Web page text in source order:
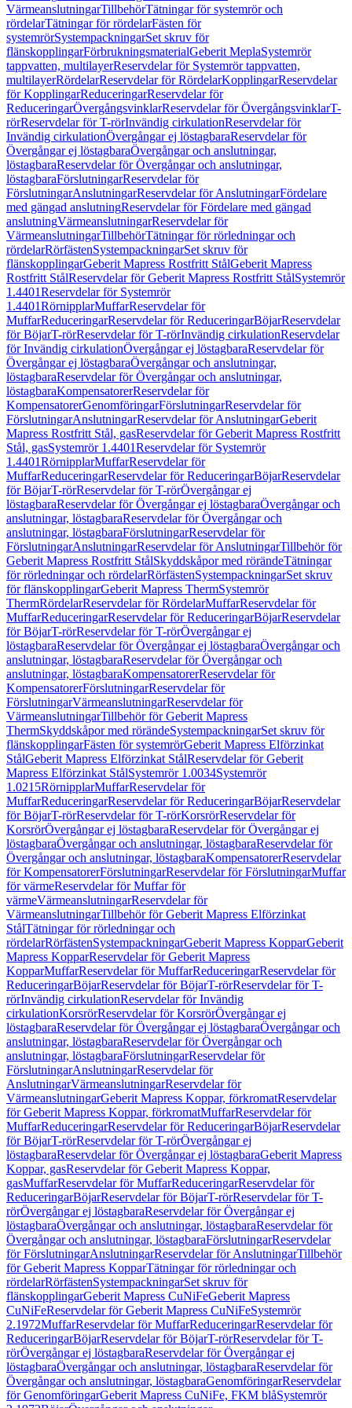
VärmeanslutningarTillbehörTätningar för systemrör och
rördelarTätningar för rördelarFästen för
systemrörSystempackningarSet skruv för
flänskopplingarFörbrukningsmaterialGeberit MeplaSystemrör
tappvatten, multilayerReservdelar för Systemrör tappvatten,
multilayerRördelarReservdelar för RördelarKopplingarReservdelar
för KopplingarReduceringarReservdelar för
ReduceringarÖvergångsvinklarReservdelar för ÖvergångsvinklarT-
rörReservdelar för T-rörInvändig cirkulationReservdelar för
Invändig cirkulationÖvergångar ej löstagbaraReservdelar för
Övergångar ej löstagbaraÖvergångar och anslutningar,
löstagbaraReservdelar för Övergångar och anslutningar,
löstagbaraFörslutningarReservdelar för
FörslutningarAnslutningarReservdelar för AnslutningarFördelare
med gängad anslutningReservdelar för Fördelare med gängad
anslutningVärmeanslutningarReservdelar för
VärmeanslutningarTillbehörTätningar för rörledningar och
rördelarRörfästenSystempackningarSet skruv för
flänskopplingarGeberit Mapress Rostfritt StålGeberit Mapress
Rostfritt StålReservdelar för Geberit Mapress Rostfritt StålSystemrör
1.4401Reservdelar för Systemrör
1.4401RörnipplarMuffarReservdelar för
MuffarReduceringarReservdelar för ReduceringarBöjarReservdelar
för BöjarT-rörReservdelar för T-rörInvändig cirkulationReservdelar
för Invändig cirkulationÖvergångar ej löstagbaraReservdelar för
Övergångar ej löstagbaraÖvergångar och anslutningar,
löstagbaraReservdelar för Övergångar och anslutningar,
löstagbaraKompensatorerReservdelar för
KompensatorerGenomföringarFörslutningarReservdelar för
FörslutningarAnslutningarReservdelar för AnslutningarGeberit
Mapress Rostfritt Stål, gasReservdelar för Geberit Mapress Rostfritt
Stål, gasSystemrör 1.4401Reservdelar för Systemrör
1.4401RörnipplarMuffarReservdelar för
MuffarReduceringarReservdelar för ReduceringarBöjarReservdelar
för BöjarT-rörReservdelar för T-rörÖvergångar ej
löstagbaraReservdelar för Övergångar ej löstagbaraÖvergångar och
anslutningar, löstagbaraReservdelar för Övergångar och
anslutningar, löstagbaraFörslutningarReservdelar för
FörslutningarAnslutningarReservdelar för AnslutningarTillbehör för
Geberit Mapress Rostfritt StålSkyddskåpor med rörändeTätningar
för rörledningar och rördelarRörfästenSystempackningarSet skruv
för flänskopplingarGeberit Mapress ThermSystemrör
ThermRördelarReservdelar för RördelarMuffarReservdelar för
MuffarReduceringarReservdelar för ReduceringarBöjarReservdelar
för BöjarT-rörReservdelar för T-rörÖvergångar ej
löstagbaraReservdelar för Övergångar ej löstagbaraÖvergångar och
anslutningar, löstagbaraReservdelar för Övergångar och
anslutningar, löstagbaraKompensatorerReservdelar för
KompensatorerFörslutningarReservdelar för
FörslutningarVärmeanslutningarReservdelar för
VärmeanslutningarTillbehör för Geberit Mapress
ThermSkyddskåpor med rörändeSystempackningarSet skruv för
flänskopplingarFästen för systemrörGeberit Mapress Elförzinkat
StålGeberit Mapress Elförzinkat StålReservdelar för Geberit
Mapress Elförzinkat StålSystemrör 1.0034Systemrör
1.0215RörnipplarMuffarReservdelar för
MuffarReduceringarReservdelar för ReduceringarBöjarReservdelar
för BöjarT-rörReservdelar för T-rörKorsrörReservdelar för
KorsrörÖvergångar ej löstagbaraReservdelar för Övergångar ej
löstagbaraÖvergångar och anslutningar, löstagbaraReservdelar för
Övergångar och anslutningar, löstagbaraKompensatorerReservdelar
för KompensatorerFörslutningarReservdelar för FörslutningarMuffar
för värmeReservdelar för Muffar för
värmeVärmeanslutningarReservdelar för
VärmeanslutningarTillbehör för Geberit Mapress Elförzinkat
StålTätningar för rörledningar och
rördelarRörfästenSystempackningarGeberit Mapress KopparGeberit
Mapress KopparReservdelar för Geberit Mapress
KopparMuffarReservdelar för MuffarReduceringarReservdelar för
ReduceringarBöjarReservdelar för BöjarT-rörReservdelar för T-
rörInvändig cirkulationReservdelar för Invändig
cirkulationKorsrörReservdelar för KorsrörÖvergångar ej
löstagbaraReservdelar för Övergångar ej löstagbaraÖvergångar och
anslutningar, löstagbaraReservdelar för Övergångar och
anslutningar, löstagbaraFörslutningarReservdelar för
FörslutningarAnslutningarReservdelar för
AnslutningarVärmeanslutningarReservdelar för
VärmeanslutningarGeberit Mapress Koppar, förkromatReservdelar
för Geberit Mapress Koppar, förkromatMuffarReservdelar för
MuffarReduceringarReservdelar för ReduceringarBöjarReservdelar
för BöjarT-rörReservdelar för T-rörÖvergångar ej
löstagbaraReservdelar för Övergångar ej löstagbaraGeberit Mapress
Koppar, gasReservdelar för Geberit Mapress Koppar,
gasMuffarReservdelar för MuffarReduceringarReservdelar för
ReduceringarBöjarReservdelar för BöjarT-rörReservdelar för T-
rörÖvergångar ej löstagbaraReservdelar för Övergångar ej
löstagbaraÖvergångar och anslutningar, löstagbaraReservdelar för
Övergångar och anslutningar, löstagbaraFörslutningarReservdelar
för FörslutningarAnslutningarReservdelar för AnslutningarTillbehör
för Geberit Mapress KopparTätningar för rörledningar och
rördelarRörfästenSystempackningarSet skruv för
flänskopplingarGeberit Mapress CuNiFeGeberit Mapress
CuNiFeReservdelar för Geberit Mapress CuNiFeSystemrör
2.1972MuffarReservdelar för MuffarReduceringarReservdelar för
ReduceringarBöjarReservdelar för BöjarT-rörReservdelar för T-
rörÖvergångar ej löstagbaraReservdelar för Övergångar ej
löstagbaraÖvergångar och anslutningar, löstagbaraReservdelar för
Övergångar och anslutningar, löstagbaraGenomföringarReservdelar
för GenomföringarGeberit Mapress CuNiFe, FKM blåSystemrör